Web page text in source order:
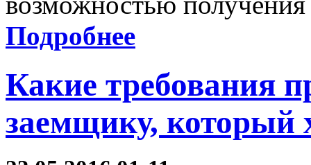
Подробнее
Какие требования
заемщику, который